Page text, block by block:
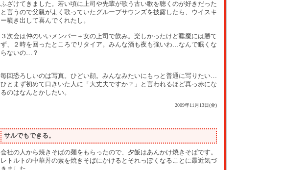
ふざけてきました。若い頃に上司や先輩が歌う古い歌を聴くのが好きだった
と言うので父親がよく歌っていたグループサウンズを披露したら、ウイスキ
ー噴き出して喜んでくれたし。
３次会は仲のいいメンバー＋女の上司で飲み。楽しかったけど睡魔には勝て
ず、２時を回ったところでリタイア。みんな酒も夜も強いわ…なんで眠くな
らないの…？
毎回恐ろしいのは写真。ひどい顔。みんなみたいにもっと普通に写りたい…
ひとまず初めて口きいた人に「大丈夫ですか？」と言われるほど真っ赤にな
るのはなんとかしたい。
2009年11月13日(金)
サルでもできる。
会社の人から焼きそばの麺をもらったので、夕飯はあんかけ焼きそばです。
レトルトの中華丼の素を焼きそばにかけるとそれっぽくなることに最近気づ